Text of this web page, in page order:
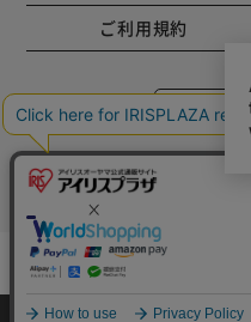
ご利用規約
コーポ
Copyright © 2001